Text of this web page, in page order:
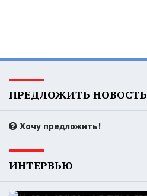
ПРЕДЛОЖИТЬ НОВОСТЬ
Хочу предложить!
ИНТЕРВЬЮ